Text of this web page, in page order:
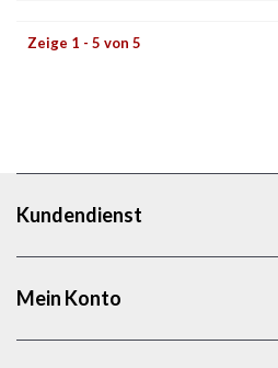
Zeige 1 - 5 von 5
Kundendienst
Mein Konto